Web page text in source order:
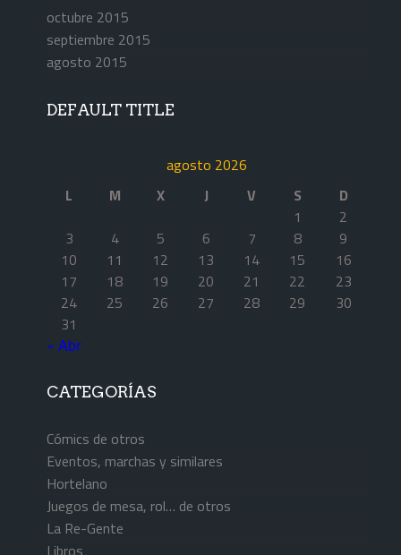
octubre 2015
septiembre 2015
agosto 2015
DEFAULT TITLE
agosto 2026
L
M X J V S
D
1
2
3
4 5 6 7 8
9
10
11 12 13 14 15
16
17
18 19 20 21 22
23
24
25 26 27 28 29
30
31
« Abr
CATEGORÍAS
Cómics de otros
Eventos, marchas y similares
Hortelano
Juegos de mesa, rol… de otros
La Re-Gente
Libros